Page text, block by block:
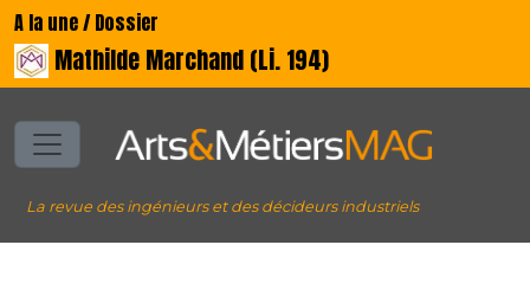
A la une / Dossier
Mathilde Marchand (Li. 194)
La revue des ingénieurs et des décideurs industriels